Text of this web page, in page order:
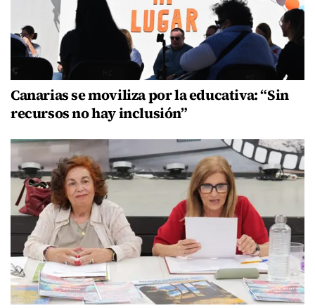
Canarias se moviliza por la educativa: “Sin
recursos no hay inclusión”